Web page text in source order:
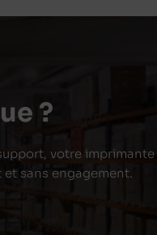
?
votre imprimante
sans engagement.